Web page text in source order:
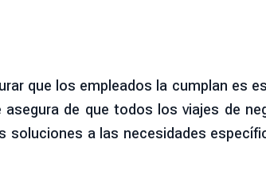
que los empleados la cumplan es
asegura de que todos los viajes de
soluciones a las necesidades